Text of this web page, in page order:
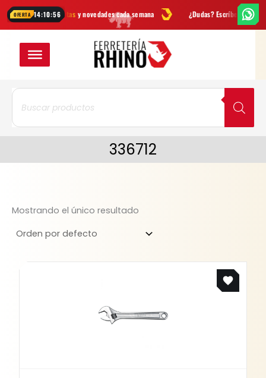
OFERTA 14:10:56
Ofertasy novedades cada semana ¿Dudas? Escríbenos porWhatsApp
contenido
Búsqueda
productos
336712
Mostrando el único resultado